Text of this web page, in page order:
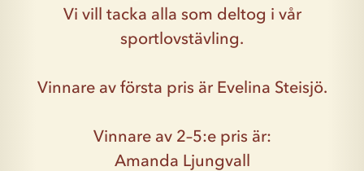
Vi vill tacka alla som deltog i vår
sportlovstävling.
Vinnare av första pris är Evelina Steisjö.
Vinnare av 2–5:e pris är:
Amanda Ljungvall